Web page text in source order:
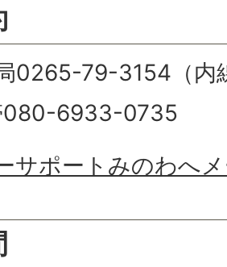
0265-79-3154（内
080-6933-0735
サポートみのわへ